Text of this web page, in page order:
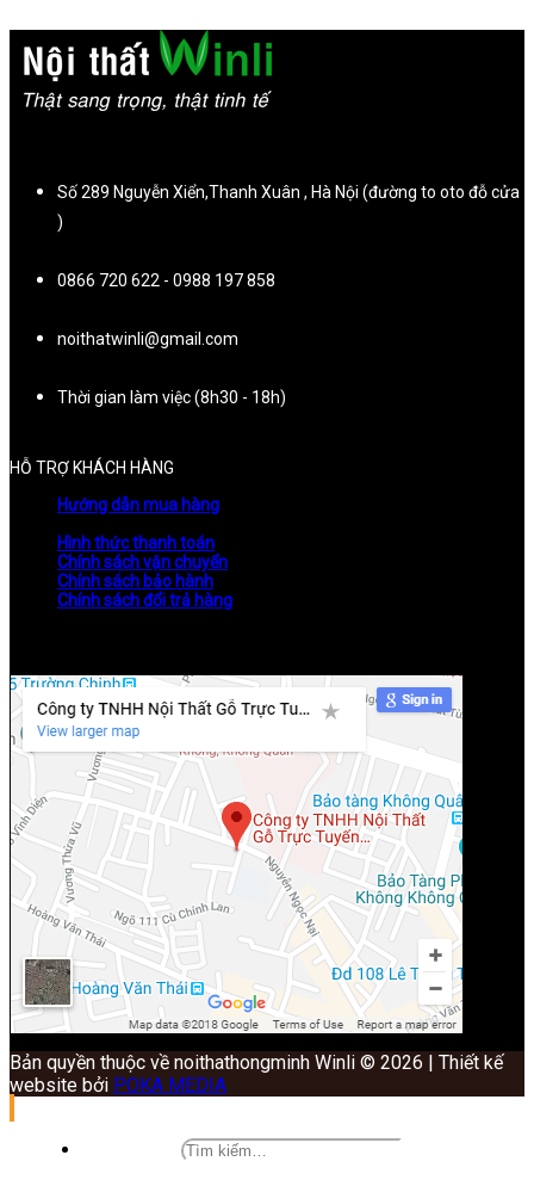
Số 289 Nguyễn Xiển,Thanh Xuân , Hà Nội (đường to oto đỗ cửa
)
0866 720 622 - 0988 197 858
noithatwinli@gmail.com
Thời gian làm việc (8h30 - 18h)
HỖ TRỢ KHÁCH HÀNG
Hướng dẫn mua hàng
Hình thức thanh toán
Chính sách vận chuyển
Chính sách bảo hành
Chính sách đổi trả hàng
Bản quyền thuộc về noithathongminh Winli © 2026 | Thiết kế
website bởi POKA MEDIA